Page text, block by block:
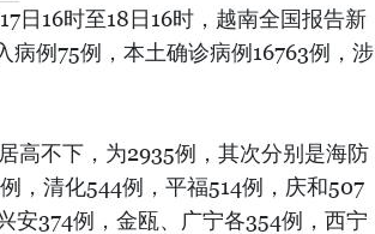
日16时至18日16时，越南全国报告新
例75例，本土确诊病例16763例，涉
高不下，为2935例，其次分别是海防
，清化544例，平福514例，庆和507
安374例，金瓯、广宁各354例，西宁